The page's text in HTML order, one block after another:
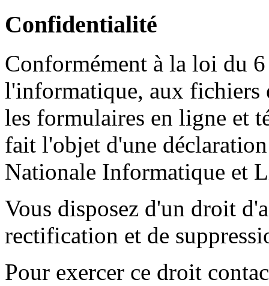
Confidentialité
Conformément à la loi du
l'informatique, aux fichiers
les formulaires en ligne et
fait l'objet d'une
Nationale Informatique et
Vous disposez d'un droit
rectification et de
Pour exercer ce droit